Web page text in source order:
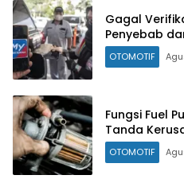
Gagal
Penyebab
OTOMOTIF
Fungsi Fuel
Tanda
OTOMOTIF